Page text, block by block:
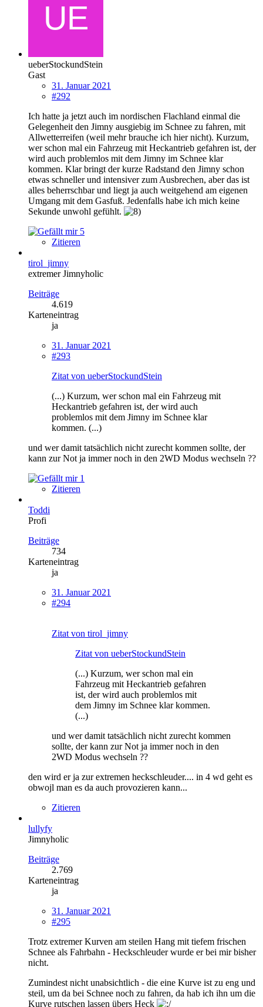
ueberStockundStein
Gast
31. Januar 2021
#292
Ich hatte ja jetzt auch im nordischen Flachland einmal die
Gelegenheit den Jimny ausgiebig im Schnee zu fahren, mit
Allwetterreifen (weil mehr brauche ich hier nicht). Kurzum,
wer schon mal ein Fahrzeug mit Heckantrieb gefahren ist, der
wird auch problemlos mit dem Jimny im Schnee klar
kommen. Klar bringt der kurze Radstand den Jimny schon
etwas schneller und intensiver zum Ausbrechen, aber das ist
alles beherrschbar und liegt ja auch weitgehend am eigenen
Umgang mit dem Gasfuß. Jedenfalls habe ich mich keine
Sekunde unwohl gefühlt.
5
Zitieren
tirol_jimny
extremer Jimnyholic
Beiträge
4.619
Karteneintrag
ja
31. Januar 2021
#293
Zitat von ueberStockundStein
(...) Kurzum, wer schon mal ein Fahrzeug mit
Heckantrieb gefahren ist, der wird auch
problemlos mit dem Jimny im Schnee klar
kommen. (...)
und wer damit tatsächlich nicht zurecht kommen sollte, der
kann zur Not ja immer noch in den 2WD Modus wechseln ??
1
Zitieren
Toddi
Profi
Beiträge
734
Karteneintrag
ja
31. Januar 2021
#294
Zitat von tirol_jimny
Zitat von ueberStockundStein
(...) Kurzum, wer schon mal ein
Fahrzeug mit Heckantrieb gefahren
ist, der wird auch problemlos mit
dem Jimny im Schnee klar kommen.
(...)
und wer damit tatsächlich nicht zurecht kommen
sollte, der kann zur Not ja immer noch in den
2WD Modus wechseln ??
den wird er ja zur extremen heckschleuder.... in 4 wd geht es
obwojl man es da auch provozieren kann...
Zitieren
lullyfy
Jimnyholic
Beiträge
2.769
Karteneintrag
ja
31. Januar 2021
#295
Trotz extremer Kurven am steilen Hang mit tiefem frischen
Schnee als Fahrbahn - Heckschleuder wurde er bei mir bisher
nicht.
Zumindest nicht unabsichtlich - die eine Kurve ist zu eng und
steil, um da bei Schnee noch zu fahren, da hab ich ihn um die
Kurve rutschen lassen übers Heck